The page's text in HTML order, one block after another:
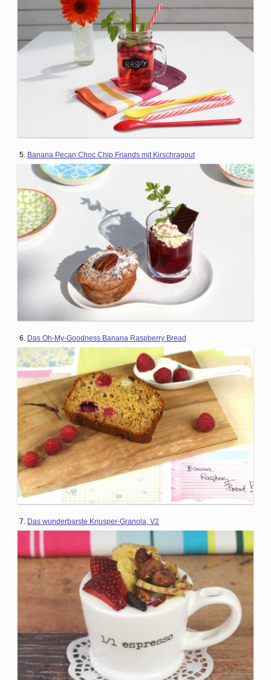
5. Banana Pecan Choc Chip Friands mit Kirschragout
6. Das Oh-My-Goodness Banana Raspberry Bread
7. Das wunderbarste Knusper-Granola, V2